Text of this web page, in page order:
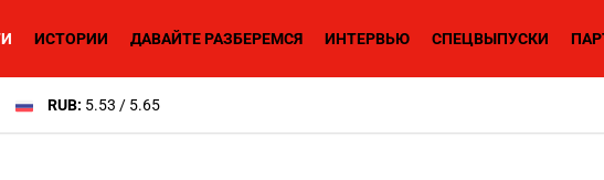
ИСТОРИИ ДАВАЙТЕ РАЗБЕРЕМСЯ ИНТЕРВЬЮ СПЕЦВЫПУСКИ
RUB: 5.53 / 5.65